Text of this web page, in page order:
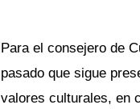
Para el consejero de
pasado que sigue
valores culturales, en